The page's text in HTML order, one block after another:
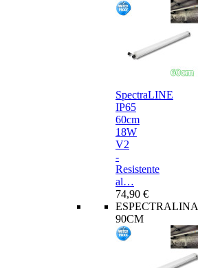
SpectraLINE
IP65
60cm
18W
V2
-
Resistente
al…
74,90 €
ESPECTRALINA
90CM